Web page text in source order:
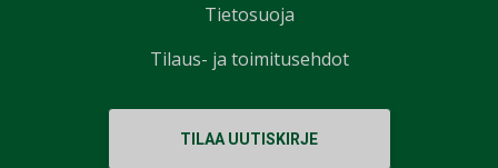
TILAA UUTISKIRJE
Tietosuoja
Tilaus- ja toimitusehdot